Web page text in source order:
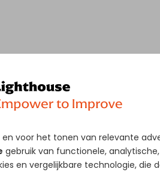
voor het tonen van relevante
gebruik van functionele,
en vergelijkbare technologie, die
een onderzoek naar de
omvat een